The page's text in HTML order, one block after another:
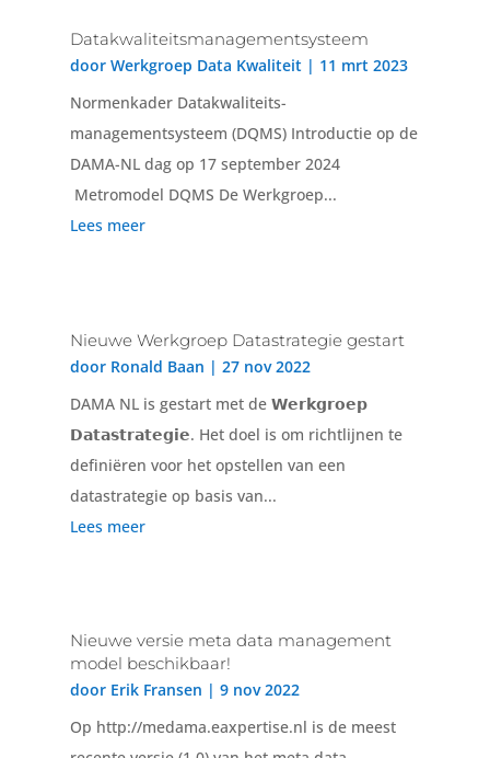
Datakwaliteitsmanagementsysteem
door Werkgroep Data Kwaliteit| 11 mrt 2023
Normenkader Datakwaliteits-
managementsysteem (DQMS) Introductie op de
DAMA-NL dag op 17 september 2024
Metromodel DQMS De Werkgroep...
Lees meer
Nieuwe Werkgroep Datastrategie gestart
door Ronald Baan | 27 nov 2022
DAMA NL is gestart met de 𝗪𝗲𝗿𝗸𝗴𝗿𝗼𝗲𝗽
𝗗𝗮𝘁𝗮𝘀𝘁𝗿𝗮𝘁𝗲𝗴𝗶𝗲. Het doel is om richtlijnen te
definiëren voor het opstellen van een
datastrategie op basis van...
Lees meer
Nieuwe versie meta data management
model beschikbaar!
door Erik Fransen | 9 nov 2022
Op http://medama.eaxpertise.nl is de meest